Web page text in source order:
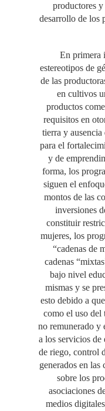
productores
desarrollo de los
En primera
estereotipos de
de las
en cultivos
productos
requisitos en
tierra y
para el
y de
forma, los
siguen el
montos de las
inversiones
constituir
mujeres, los
“cadenas de
cadenas
bajo nivel
mismas y se
esto debido a
como el uso del
no remunerado y
a los servicios de
de riego, control
generados en las
sobre los
asociaciones
medios